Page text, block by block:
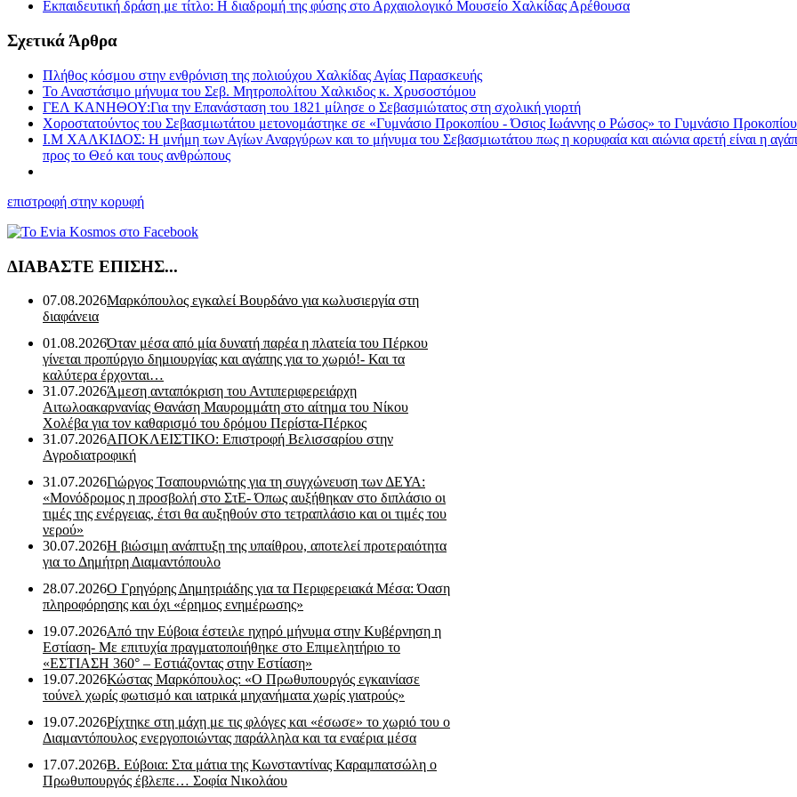
Εκπαιδευτική δράση με τίτλο: Η διαδρομή της φύσης στο Αρχαιολογικό Μουσείο Χαλκίδας Αρέθουσα
Σχετικά Άρθρα
Πλήθος κόσμου στην ενθρόνιση της πολιούχου Χαλκίδας Αγίας Παρασκευής
Το Αναστάσιμο μήνυμα του Σεβ. Μητροπολίτου Χαλκιδος κ. Χρυσοστόμου
ΓΕΛ ΚΑΝΗΘΟΥ:Για την Επανάσταση του 1821 μίλησε ο Σεβασμιώτατος στη σχολική γιορτή
Χοροστατούντος του Σεβασμιωτάτου μετονομάστηκε σε «Γυμνάσιο Προκοπίου - Όσιος Ιωάννης ο Ρώσος» το Γυμνάσιο Προκοπίου
Ι.Μ ΧΑΛΚΙΔΟΣ: Η μνήμη των Αγίων Αναργύρων και το μήνυμα του Σεβασμιωτάτου πως η κορυφαία και αιώνια αρετή είναι η
προς το Θεό και τους ανθρώπους
επιστροφή στην κορυφή
ΔΙΑΒΑΣΤΕ ΕΠΙΣΗΣ...
07.08.2026Μαρκόπουλος εγκαλεί Βουρδάνο για κωλυσιεργία στη
διαφάνεια
01.08.2026Όταν μέσα από μία δυνατή παρέα η πλατεία του Πέρκου
γίνεται προπύργιο δημιουργίας και αγάπης για το χωριό!- Και τα
καλύτερα έρχονται…
31.07.2026Άμεση ανταπόκριση του Αντιπεριφερειάρχη
Αιτωλοακαρνανίας Θανάση Μαυρομμάτη στο αίτημα του Νίκου
Χολέβα για τον καθαρισμό του δρόμου Περίστα-Πέρκος
31.07.2026ΑΠΟΚΛΕΙΣΤΙΚΟ: Επιστροφή Βελισσαρίου στην
Αγροδιατροφική
31.07.2026Γιώργος Τσαπουρνιώτης για τη συγχώνευση των ΔΕΥΑ:
«Μονόδρομος η προσβολή στο ΣτΕ- Όπως αυξήθηκαν στο διπλάσιο οι
τιμές της ενέργειας, έτσι θα αυξηθούν στο τετραπλάσιο και οι τιμές του
νερού»
30.07.2026Η βιώσιμη ανάπτυξη της υπαίθρου, αποτελεί προτεραιότητα
για το Δημήτρη Διαμαντόπουλο
28.07.2026Ο Γρηγόρης Δημητριάδης για τα Περιφερειακά Μέσα: Όαση
πληροφόρησης και όχι «έρημος ενημέρωσης»
19.07.2026Από την Εύβοια έστειλε ηχηρό μήνυμα στην Κυβέρνηση η
Εστίαση- Με επιτυχία πραγματοποιήθηκε στο Επιμελητήριο το
«ΕΣΤΙΑΣΗ 360° – Εστιάζοντας στην Εστίαση»
19.07.2026Κώστας Μαρκόπουλος: «Ο Πρωθυπουργός εγκαινίασε
τούνελ χωρίς φωτισμό και ιατρικά μηχανήματα χωρίς γιατρούς»
19.07.2026Ρίχτηκε στη μάχη με τις φλόγες και «έσωσε» το χωριό του ο
Διαμαντόπουλος ενεργοποιώντας παράλληλα και τα εναέρια μέσα
17.07.2026Β. Εύβοια: Στα μάτια της Κωνσταντίνας Καραμπατσώλη ο
Πρωθυπουργός έβλεπε… Σοφία Νικολάου